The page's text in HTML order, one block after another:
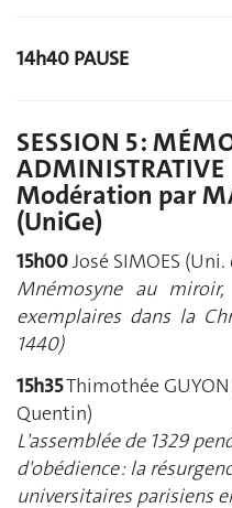
14h40 PAUSE
SESSION 5 :
ADMINISTRATIVE
Modération par
(UniGe)
15h00José SIMOES (Uni.
Mnémosyne au
exemplaires dans la
1440)
15h35Thimothée
Quentin)
L'assemblée de 1329
d'obédience : la
universitaires parisiens